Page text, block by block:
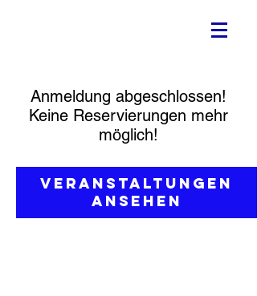
Anmeldung abgeschlossen!
Keine Reservierungen mehr
möglich!
Veranstaltungen
ansehen